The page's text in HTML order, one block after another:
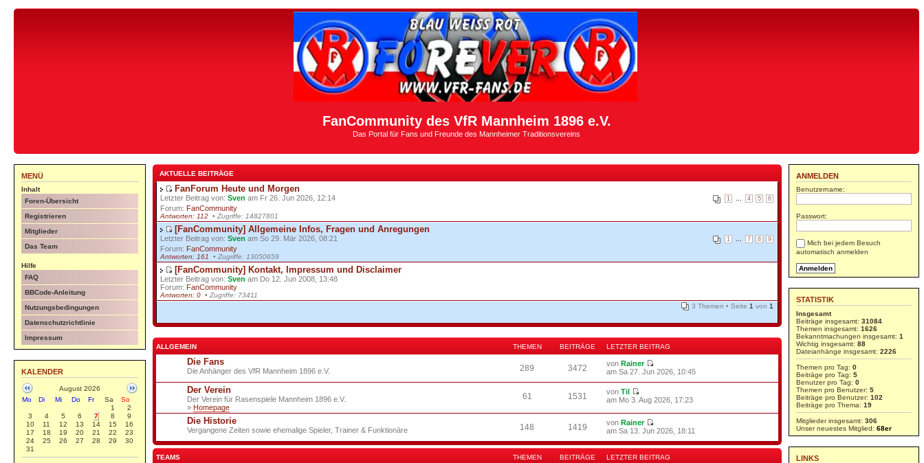
FanCommunity des VfR Mannheim 1896 e.V.
Das Portal für Fans und Freunde des Mannheimer Traditionsvereins
MENÜ
Inhalt
Foren-Übersicht
Registrieren
Mitglieder
Das Team
Hilfe
FAQ
BBCode-Anleitung
Nutzungsbedingungen
Datenschutzrichtlinie
Impressum
KALENDER
August 2026
Mo
Di Mi Do Fr Sa
So
1
2
3
4 5 6 7 8
9
10
11 12 13 14 15
16
17
18 19 20 21 22
23
24
25 26 27 28 29
30
31
AKTUELLE BEITRÄGE
FanForum Heute und Morgen
1 4 5 6
Letzter Beitrag von: Sven am Fr 26. Jun 2026, 12:14
Forum: FanCommunity
Antworten: 112 • Zugriffe: 14827801
[FanCommunity] Allgemeine Infos, Fragen und Anregungen
1 7 8 9
Letzter Beitrag von: Sven am So 29. Mär 2026, 08:21
Forum: FanCommunity
Antworten: 161 • Zugriffe: 13050659
[FanCommunity] Kontakt, Impressum und Disclaimer
Letzter Beitrag von: Sven am Do 12. Jun 2008, 13:48
Forum: FanCommunity
Antworten: 0 • Zugriffe: 73411
3 Themen • Seite 1 von 1
ALLGEMEIN THEMEN BEITRÄGE LETZTER BEITRAG
Die Fans
Die Anhänger des VfR Mannheim 1896 e.V. 289 3472 vonRainer
am Sa 27. Jun 2026, 10:45
Der Verein
Der Verein für Rasenspiele Mannheim 1896 e.V.
» Homepage
61 1531 vonTil
am Mo 3. Aug 2026, 17:23
Die Historie
Vergangene Zeiten sowie ehemalige Spieler, Trainer & Funktionäre 148 1419 vonRainer
am Sa 13. Jun 2026, 18:11
TEAMS THEMEN BEITRÄGE LETZTER BEITRAG
ANMELDEN
Benutzername:
Passwort:
Mich bei jedem Besuch
automatisch anmelden
STATISTIK
Insgesamt
Beiträge insgesamt: 31084
Themen insgesamt: 1626
Bekanntmachungen insgesamt: 1
Wichtig insgesamt: 88
Dateianhänge insgesamt: 2226
Themen pro Tag: 0
Beiträge pro Tag: 5
Benutzer pro Tag: 0
Themen pro Benutzer: 5
Beiträge pro Benutzer: 102
Beiträge pro Thema: 19
Mitglieder insgesamt: 306
Unser neuestes Mitglied: 68er
LINKS